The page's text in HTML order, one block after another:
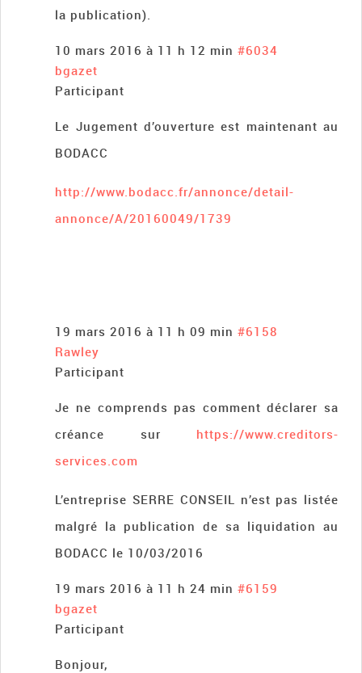
la publication).
10 mars 2016 à 11 h 12 min #6034
bgazet
Participant
Le Jugement d’ouverture est maintenant au
BODACC
http://www.bodacc.fr/annonce/detail-
annonce/A/20160049/1739
19 mars 2016 à 11 h 09 min #6158
Rawley
Participant
Je ne comprends pas comment déclarer sa
créance sur https://www.creditors-
services.com
L’entreprise SERRE CONSEIL n’est pas listée
malgré la publication de sa liquidation au
BODACC le 10/03/2016
19 mars 2016 à 11 h 24 min #6159
bgazet
Participant
Bonjour,